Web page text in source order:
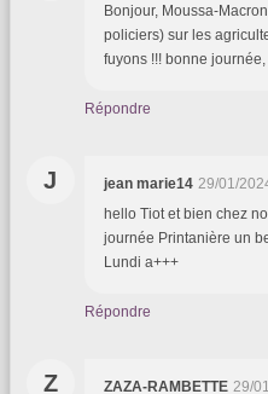
Bonjour, Moussa-
policiers) sur les
fuyons !!! bonne
Répondre
J jean marie14 29/01/
hello Tiot et bien chez
journée Printanière un
Lundi a+++
Répondre
Z ZAZA-RAMBETTE 29/